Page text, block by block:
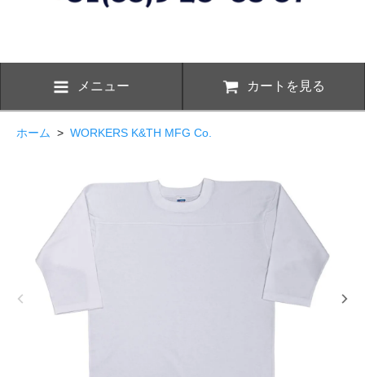
メニュー カートを見る
ホーム > WORKERS K&TH MFG Co.